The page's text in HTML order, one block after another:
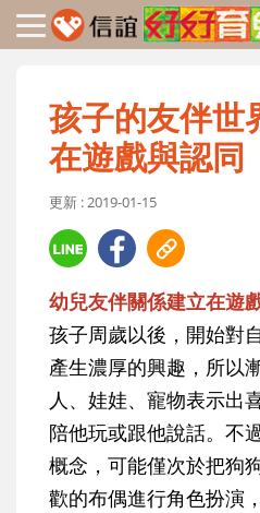
孩子的友伴世
在遊戲與認同
更新 : 2019-01-15
幼兒友伴關係建立在遊
孩子周歲以後，開始對
產生濃厚的興趣，所以
人、娃娃、寵物表示出
陪他玩或跟他說話。不
概念，可能僅次於把狗
歡的布偶進行角色扮演，